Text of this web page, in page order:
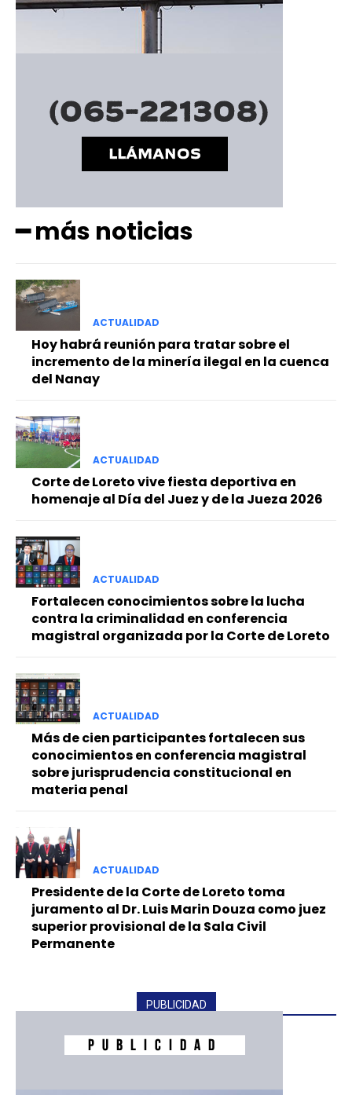
━ más noticias
ACTUALIDAD
Hoy habrá reunión para tratar sobre el
incremento de la minería ilegal en la cuenca
del Nanay
ACTUALIDAD
Corte de Loreto vive fiesta deportiva en
homenaje al Día del Juez y de la Jueza 2026
ACTUALIDAD
Fortalecen conocimientos sobre la lucha
contra la criminalidad en conferencia
magistral organizada por la Corte de Loreto
ACTUALIDAD
Más de cien participantes fortalecen sus
conocimientos en conferencia magistral
sobre jurisprudencia constitucional en
materia penal
ACTUALIDAD
Presidente de la Corte de Loreto toma
juramento al Dr. Luis Marin Douza como juez
superior provisional de la Sala Civil
Permanente
PUBLICIDAD